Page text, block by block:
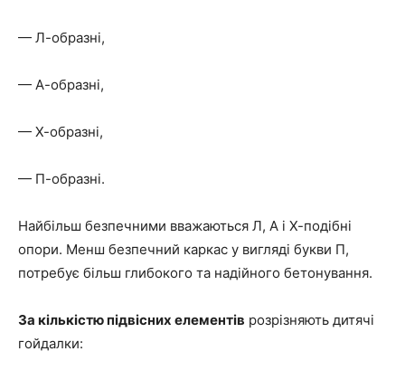
— Л-образні,
— А-образні,
— Х-образні,
— П-образні.
Найбільш безпечними вважаються Л, А і Х-подібні
опори. Менш безпечний каркас у вигляді букви П,
потребує більш глибокого та надійного бетонування.
За кількістю підвісних елементів розрізняють дитячі
гойдалки: